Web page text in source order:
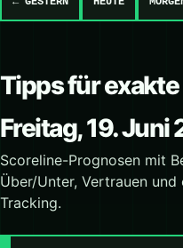
Tipps für
Freitag, 19. Juni
Scoreline-Prognosen mit
Über/Unter, Vertrauen
Tracking.